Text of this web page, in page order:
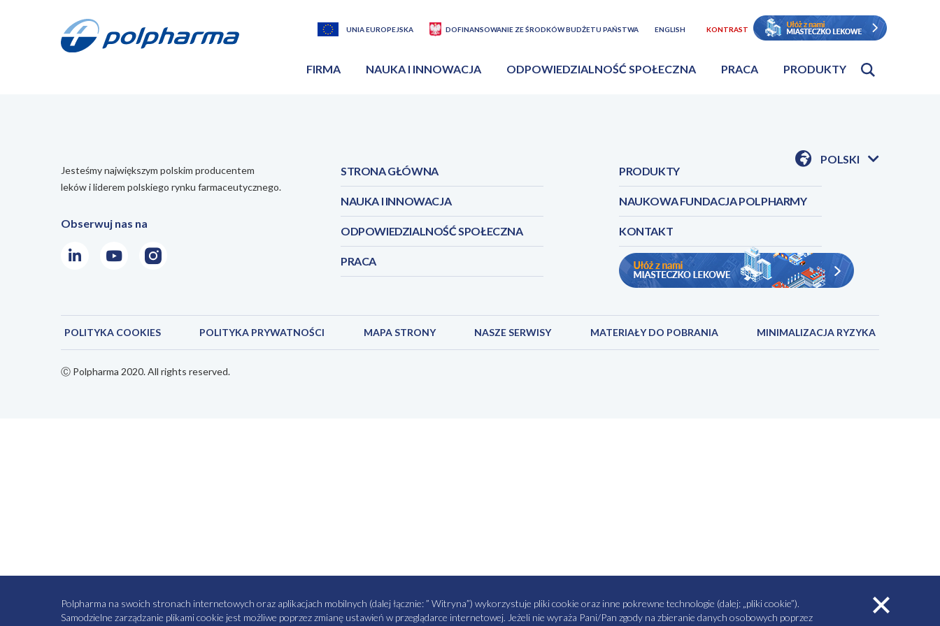
UNIA EUROPEJSKA DOFINANSOWANIE ZE ŚRODKÓW BUDŻETU PAŃSTWA ENGLISH KONTRAST
FIRMA NAUKA I INNOWACJA ODPOWIEDZIALNOŚĆ SPOŁECZNA PRACA PRODUKTY
POLSKI
Jesteśmy największym polskim producentem
leków i liderem polskiego rynku farmaceutycznego.
Obserwuj nas na
LinkedInYoutube
STRONA GŁÓWNA
NAUKA I INNOWACJA
ODPOWIEDZIALNOŚĆ SPOŁECZNA
PRACA
PRODUKTY
NAUKOWA FUNDACJA POLPHARMY
KONTAKT
POLITYKA COOKIES POLITYKA PRYWATNOŚCI MAPA STRONY NASZE SERWISY MATERIAŁY DO POBRANIA MINIMALIZACJA RYZYKA
Ⓒ Polpharma 2020. All rights reserved.
Polpharma na swoich stronach internetowych oraz aplikacjach mobilnych (dalej łącznie: ” Witryna”) wykorzystuje pliki cookie oraz inne pokrewne technologie (dalej: „pliki cookie”).
Samodzielne zarządzanie plikami cookie jest możliwe poprzez zmianę ustawień w przeglądarce internetowej. Jeżeli nie wyraża Pani/Pan zgody na zbieranie danych osobowych poprzez